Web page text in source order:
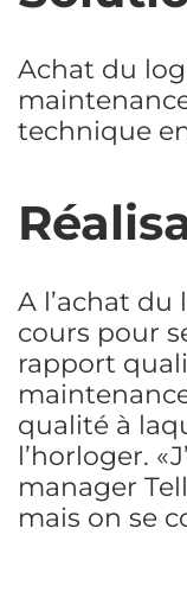
Achat du
technique
A l’achat
cours pour
rapport
qualité à
l’horloger.
manager
mais on se